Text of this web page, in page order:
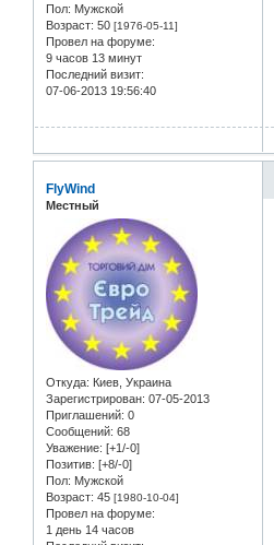
Пол: Мужской
Возраст: 50 [1976-05-11]
Провел на форуме:
9 часов 13 минут
Последний визит:
07-06-2013 19:56:40
FlyWind
Местный
Откуда: Киев, Украина
Зарегистрирован: 07-05-2013
Приглашений: 0
Сообщений: 68
Уважение: [+1/-0]
Позитив: [+8/-0]
Пол: Мужской
Возраст: 45 [1980-10-04]
Провел на форуме:
1 день 14 часов